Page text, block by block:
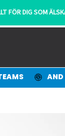
FÖR DIG SOM
AND